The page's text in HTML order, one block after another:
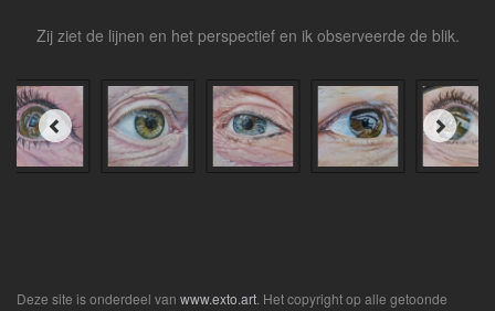
Zij ziet de lijnen en het perspectief en ik observeerde de blik.
Deze site is onderdeel van www.exto.art . Het copyright op alle getoonde